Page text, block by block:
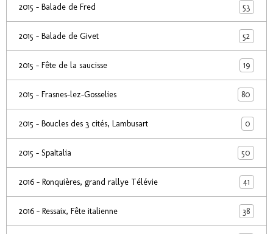
2015 - Balade de Fred 53
2015 - Balade de Givet 52
2015 - Fête de la saucisse 19
2015 - Frasnes-lez-Gosselies 80
2015 - Boucles des 3 cités, Lambusart 0
2015 - SpaItalia 50
2016 - Ronquières, grand rallye Télévie 41
2016 - Ressaix, Fête italienne 38